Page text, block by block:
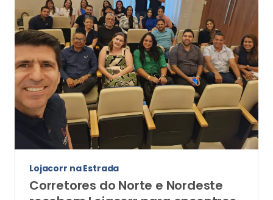
Lojacorr na Estrada
Corretores do Norte e Nordeste